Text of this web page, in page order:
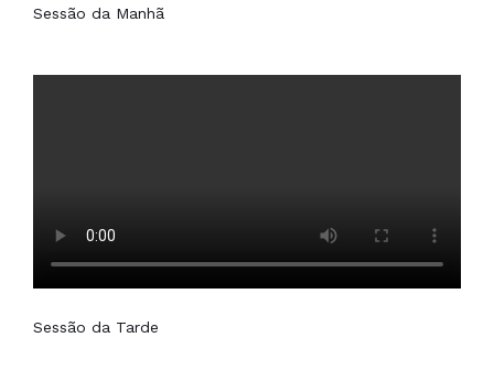
Sessão da Manhã
Sessão da Tarde